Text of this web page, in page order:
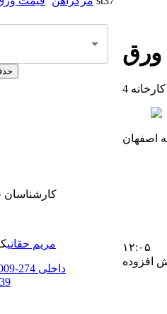
4 کارخانه
اصفهان
۱۲:۰۵
افزوده
مریم حقانی
داخلی 274-275